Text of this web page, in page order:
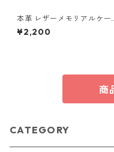
本革 レザーメモリアルケー
黒 クリア窓 肉球 ペット遺毛
ース ハンドメイド
¥2,200
商
CATEGORY